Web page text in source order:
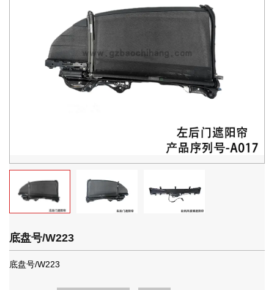
底盘号/W223
底盘号/W223